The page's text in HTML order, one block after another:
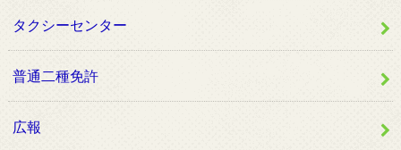
タクシーセンター
普通二種免許
広報